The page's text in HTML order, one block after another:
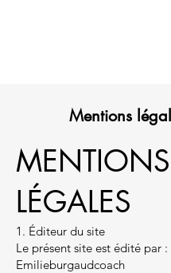
Mentions
MENTIONS
LÉGALES
1. Éditeur du site
Le présent site est édité par :
Emilieburgaudcoach